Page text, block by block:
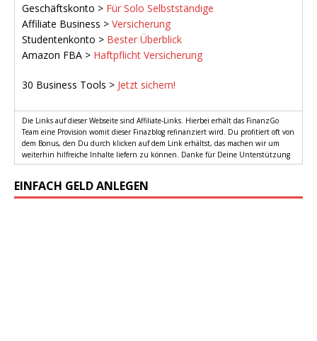
Geschäftskonto > Für Solo Selbstständige
Affiliate Business > Versicherung
Studentenkonto > Bester Überblick
Amazon FBA > Haftpflicht Versicherung
30 Business Tools > Jetzt sichern!
Die Links auf dieser Webseite sind Affiliate-Links. Hierbei erhält das FinanzGo
Team eine Provision womit dieser Finazblog refinanziert wird. Du profitiert oft von
dem Bonus, den Du durch klicken auf dem Link erhältst, das machen wir um
weiterhin hilfreiche Inhalte liefern zu können. Danke für Deine Unterstützung
EINFACH GELD ANLEGEN